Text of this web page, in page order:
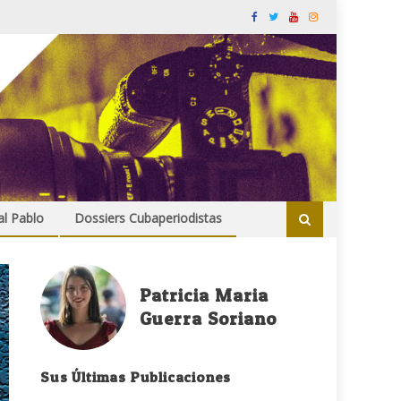
Pablo Dossiers Cubaperiodistas
Patricia Maria
Guerra Soriano
Sus Últimas Publicaciones